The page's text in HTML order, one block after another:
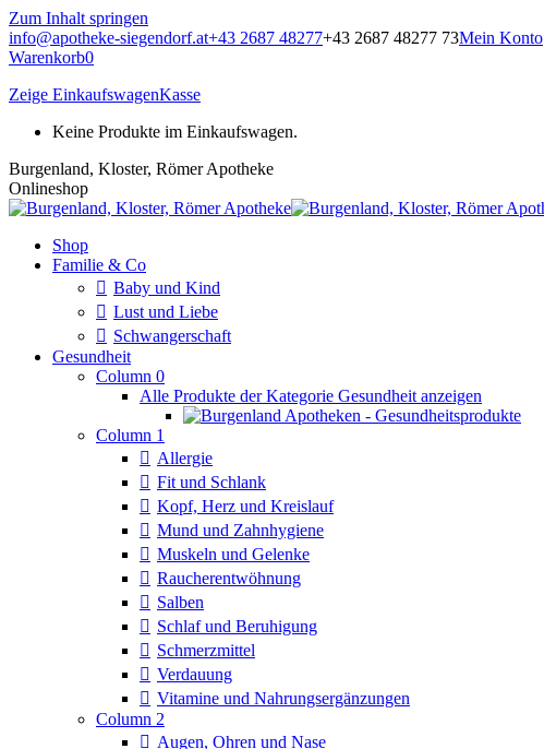
Zum Inhalt springen
info@apotheke-siegendorf.at+43 2687 48277+43 2687 48277 73Mein Konto
Warenkorb0
Zeige EinkaufswagenKasse
Keine Produkte im Einkaufswagen.
Burgenland, Kloster, Römer Apotheke
Onlineshop
Shop
Familie & Co
Baby und Kind
Lust und Liebe
Schwangerschaft
Gesundheit
Column 0
Alle Produkte der Kategorie Gesundheit anzeigen
Column 1
Allergie
Fit und Schlank
Kopf, Herz und Kreislauf
Mund und Zahnhygiene
Muskeln und Gelenke
Raucherentwöhnung
Salben
Schlaf und Beruhigung
Schmerzmittel
Verdauung
Vitamine und Nahrungsergänzungen
Column 2
Augen, Ohren und Nase